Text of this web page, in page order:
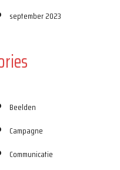
september 2023
Beelden
Campagne
Communicatie